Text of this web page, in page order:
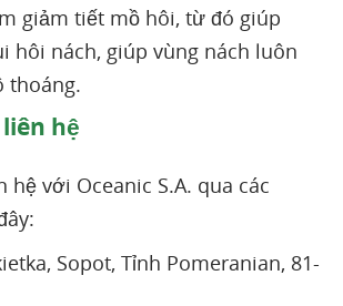
giảm tiết mồ hôi, từ đó giúp
hôi nách, giúp vùng nách luôn
thoáng.
hệ
hệ với Oceanic S.A. qua các
Sopot, Tỉnh Pomeranian, 81-